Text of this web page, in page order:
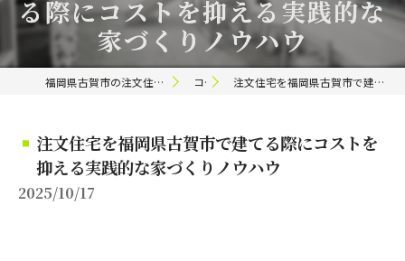
る際にコストを抑える実践的な
家づくりノウハウ
福岡県古賀市の注文住宅ならライフスタイル 一級建築士事務所 コラム 注文住宅を福岡県古賀市で建てる際にコストを抑える実践的な家づくりノウハウ
注文住宅を福岡県古賀市で建てる際にコストを
抑える実践的な家づくりノウハウ
2025/10/17